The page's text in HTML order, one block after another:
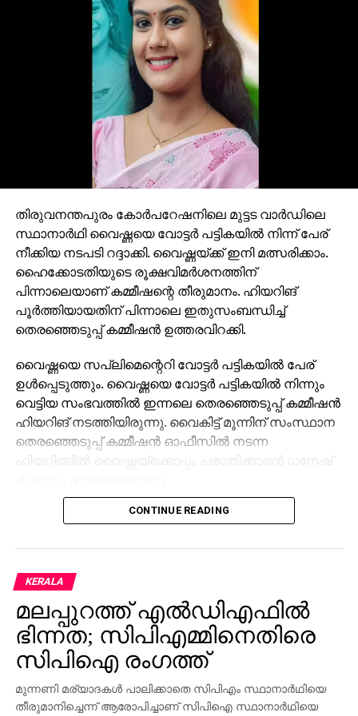
തിരുവനന്തപുരം കോര്‍പറേഷനിലെ മുട്ടട വാര്‍ഡിലെ
സ്ഥാനാര്‍ഥി വൈഷ്ണയെ വോട്ടര്‍ പട്ടികയില്‍ നിന്ന് പേര്
നീക്കിയ നടപടി റദ്ദാക്കി. വൈഷ്ണയ്ക്ക് ഇനി മത്സരിക്കാം.
ഹൈക്കോടതിയുടെ രൂക്ഷവിമര്‍ശനത്തിന്
പിന്നാലെയാണ് കമ്മീഷന്റെ തീരുമാനം. ഹിയറിങ്
പൂര്‍ത്തിയായതിന് പിന്നാലെ ഇതുസംബന്ധിച്ച്
തെരഞ്ഞെടുപ്പ് കമ്മീഷന്‍ ഉത്തരവിറക്കി.
വൈഷ്ണയെ സപ്ലിമെന്റെറി വോട്ടര്‍ പട്ടികയില്‍ പേര്
ഉള്‍പ്പെടുത്തും. വൈഷ്ണയെ വോട്ടര്‍ പട്ടികയില്‍ നിന്നും
വെട്ടിയ സംഭവത്തില്‍ ഇന്നലെ തെരഞ്ഞെടുപ്പ് കമ്മീഷന്‍
ഹിയറിങ് നടത്തിയിരുന്നു. വൈകിട്ട് മൂന്നിന് സംസ്ഥാന
തെരഞ്ഞെടുപ്പ് കമ്മീഷന്‍ ഓഫീസില്‍ നടന്ന
ഹിയറിങ്ങില്‍ വൈഷ്ണയ്‌ക്കൊപ്പം പരാതിക്കാരന്‍ ധനേഷ്
വൈഷ്ണയുടെ ഹരജിയില്‍ ഹൈക്കോടതി നല്‍കിയ
തുടര്‍ന്നാണ് കമ്മീഷന്‍ ഹിയറിങ്ങിന് വിളിച്ചതും തുടര്‍ന്ന്
വോട്ടര്‍ പട്ടികയില്‍ ഉള്‍പ്പെടുത്തിയതും. മുട്ടട വാര്‍ഡില്‍
വ്യാജ മേല്‍വിലാസം ഉപയോഗിച്ച് വൈഷ്ണയും
കുടുംബാംഗങ്ങളും വോട്ട് ചേര്‍ത്തു എന്നായിരുന്നു
പരാതി. മുട്ടടയിലെ സ്ഥിരതാമസക്കാരിയായ വൈഷ്ണയെ
സ്ഥിരതാമസക്കാരിയല്ലെന്ന പരാതിയുടെ
അടിസ്ഥാനത്തിലാണ് വോട്ടര്‍പട്ടികയില്‍ നിന്ന് കമ്മീഷന്‍
ഒഴിവാക്കിയത്.
CONTINUE READING
KERALA
മലപ്പുറത്ത് എല്‍ഡിഎഫില്‍
ഭിന്നത; സിപിഎമ്മിനെതിരെ
സിപിഐ രംഗത്ത്
മുന്നണി മര്യാദകള്‍ പാലിക്കാതെ സിപിഎം സ്ഥാനാര്‍ഥിയെ
തീരുമാനിച്ചെന്ന് ആരോപിച്ചാണ് സിപിഐ സ്ഥാനാര്‍ഥിയെ